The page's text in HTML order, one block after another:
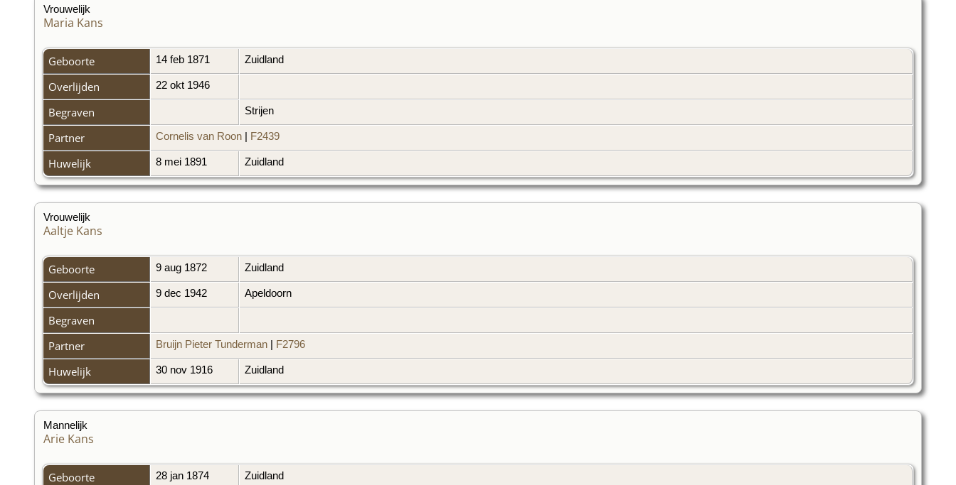
Vrouwelijk
Maria Kans
Geboorte 14 feb 1871 Zuidland
Overlijden 22 okt 1946
Begraven Strijen
Partner Cornelis van Roon | F2439
Huwelijk 8 mei 1891 Zuidland
Vrouwelijk
Aaltje Kans
Geboorte 9 aug 1872 Zuidland
Overlijden 9 dec 1942 Apeldoorn
Begraven
Partner
Bruijn Pieter Tunderman | F2796
Huwelijk 30 nov 1916 Zuidland
Mannelijk
Arie Kans
Geboorte 28 jan 1874 Zuidland